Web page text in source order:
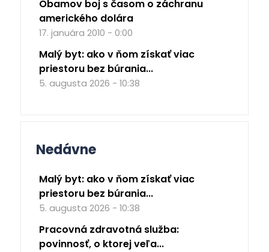
Obamov boj s časom o záchranu
amerického dolára
17. januára 2010 - 0:00
Malý byt: ako v ňom získať viac
priestoru bez búrania...
5. augusta 2026 - 10:38
Nedávne
Malý byt: ako v ňom získať viac
priestoru bez búrania...
5. augusta 2026 - 10:38
Pracovná zdravotná služba:
povinnosť, o ktorej veľa...